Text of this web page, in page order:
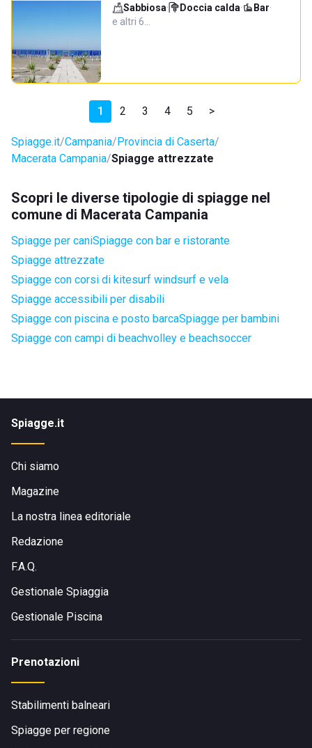
Sabbiosa· Doccia calda· Bar·
e altri 6…
1 2 3 4 5 >
Spiagge.it Campania Provincia di Caserta
Macerata Campania Spiagge attrezzate
Scopri le diverse tipologie di spiagge nel
comune di Macerata Campania
Spiagge per caniSpiagge con bar e ristorante
Spiagge attrezzate
Spiagge con corsi di kitesurf windsurf e vela
Spiagge accessibili per disabili
Spiagge con piscina e posto barcaSpiagge per bambini
Spiagge con campi di beachvolley e beachsoccer
Spiagge.it
Chi siamo
Magazine
La nostra linea editoriale
Redazione
F.A.Q.
Gestionale Spiaggia
Gestionale Piscina
Prenotazioni
Stabilimenti balneari
Spiagge per regione